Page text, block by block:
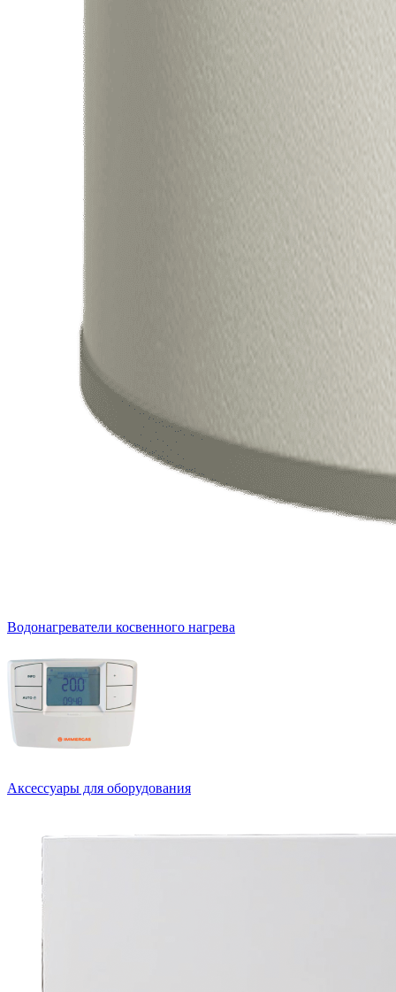
Водонагреватели косвенного нагрева
Аксессуары для оборудования